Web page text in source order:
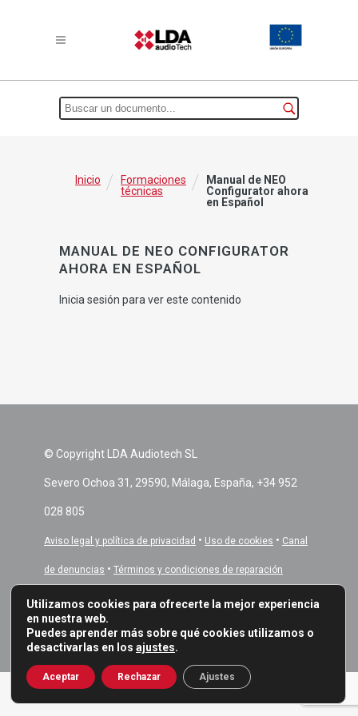
Inicio /
Formaciones
técnicas
/
Manual de NEO
Configurator ahora
en Español
MANUAL DE NEO CONFIGURATOR
AHORA EN ESPAÑOL
Inicia sesión para ver este contenido
© Copyright LDA Audiotech SL
Severo Ochoa 31, 29590, Málaga, España, +34 952
028 805
Aviso legal y política de privacidad • Uso de cookies • Canal
de denuncias • Términos y condiciones de reparación
Utilizamos cookies para ofrecerte la mejor experiencia
en nuestra web.
Puedes aprender más sobre qué cookies utilizamos o
desactivarlas en los ajustes.
Aceptar Rechazar Ajustes